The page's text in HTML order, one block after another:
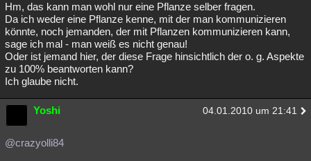
Hm, das kann man wohl nur eine Pflanze selber fragen.
Da ich weder eine Pflanze kenne, mit der man kommunizieren
könnte, noch jemanden, der mit Pflanzen kommunizieren kann,
sage ich mal - man weiß es nicht genau!
Oder ist jemand hier, der diese Frage hinsichtlich der o. g. Aspekte
zu 100% beantworten kann?
Ich glaube nicht.
Yoshi 04.01.2010 um 21:41
@crazyolli84